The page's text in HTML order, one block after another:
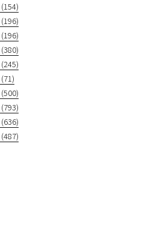
(154)
(196)
(196)
(380)
(245)
(71)
(500)
(793)
(636)
(487)